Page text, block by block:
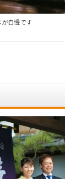
います
自慢です